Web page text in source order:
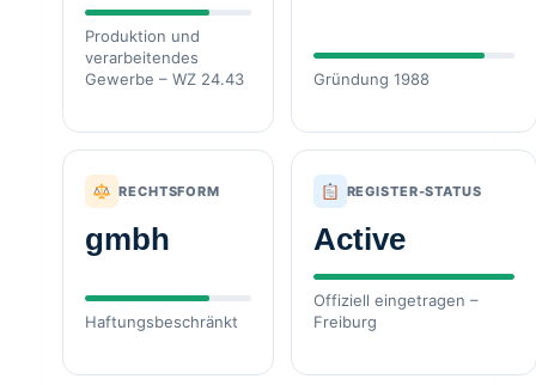
Produktion und
verarbeitendes
Gewerbe – WZ 24.43
Gründung 1988
RECHTSFORM
gmbh
Haftungsbeschränkt
REGISTER-STATUS
Active
Offiziell eingetragen –
Freiburg